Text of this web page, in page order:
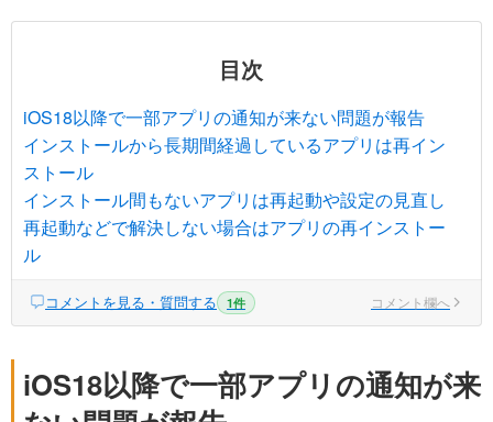
目次
iOS18以降で一部アプリの通知が来ない問題が報告
インストールから長期間経過しているアプリは再イン
ストール
インストール間もないアプリは再起動や設定の見直し
再起動などで解決しない場合はアプリの再インストー
ル
コメントを見る・質問する 1件 コメント欄へ
iOS18以降で一部アプリの通知が来